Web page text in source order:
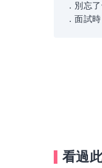
．別忘
．面試
看過